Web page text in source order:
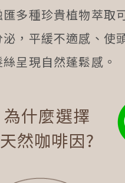
多種珍貴植物萃取
，平緩不適感、使
呈現自然蓬鬆感。
為什麼選擇
天然咖啡因?